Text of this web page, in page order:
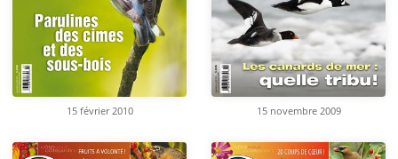
15 février 2010 15 novembre 2009